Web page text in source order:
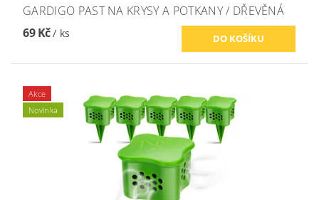
GARDIGO PAST NA KRYSY A POTKANY / DŘEVĚNÁ
69 Kč/ ks
Akce
Novinka